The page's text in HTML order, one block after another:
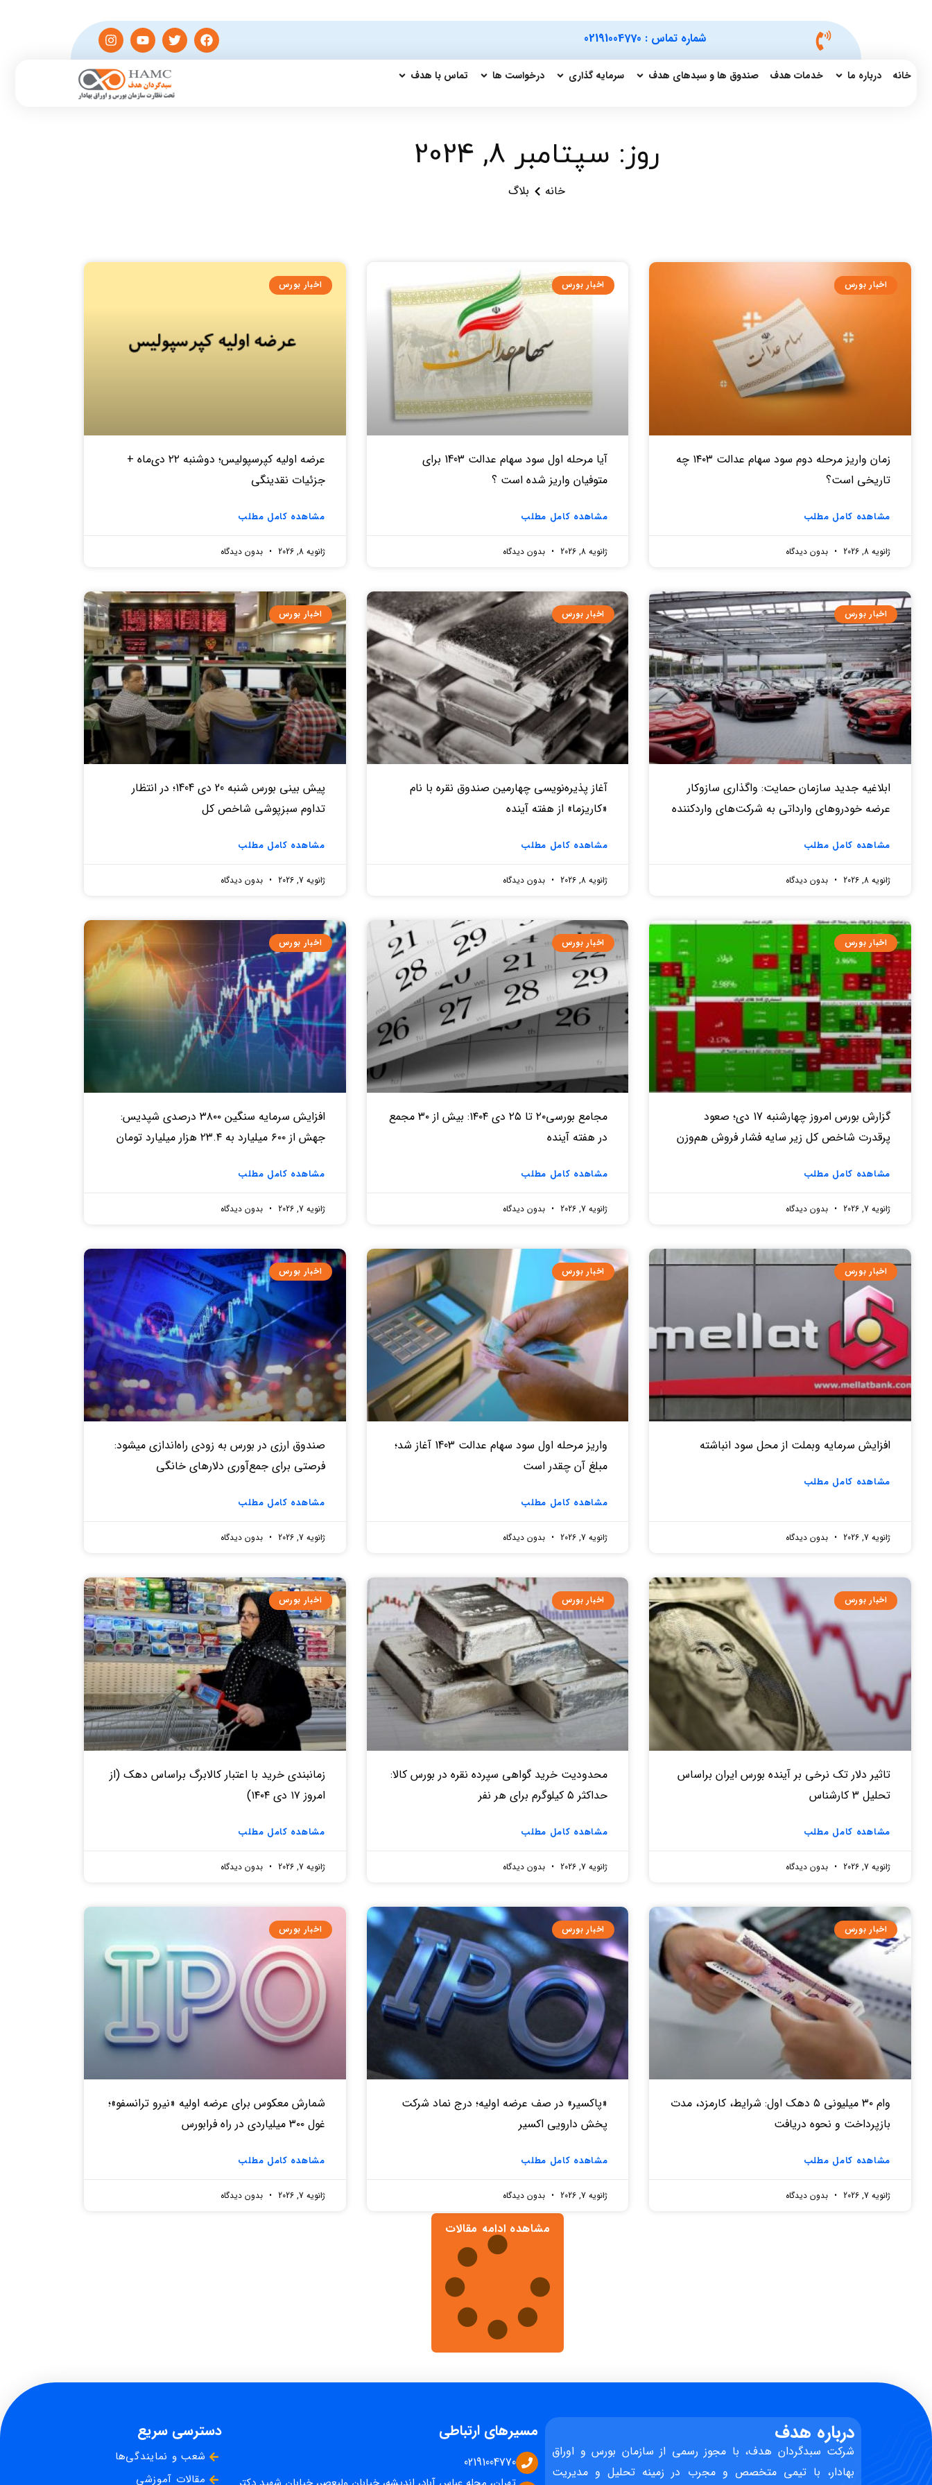
شماره تماس : 02191004770
خانه درباره ما خدمات هدف صندوق ها و سبدهای هدف سرمایه گذاری درخواست ها تماس با هدف
روز: سپتامبر 8, 2024
خانه بلاگ
اخبار بورس
زمان واریز مرحله دوم سود سهام عدالت ۱۴۰۳ چه
تاریخی است؟
مشاهده کامل مطلب
ژانویه 8, 2026 بدون دیدگاه
اخبار بورس
آیا مرحله اول سود سهام عدالت 1403 برای
متوفیان واریز شده است ؟
مشاهده کامل مطلب
ژانویه 8, 2026 بدون دیدگاه
اخبار بورس
عرضه اولیه کپرسپولیس؛ دوشنبه ۲۲ دی‌ماه +
جزئیات نقدینگی
مشاهده کامل مطلب
ژانویه 8, 2026 بدون دیدگاه
اخبار بورس
ابلاغیه جدید سازمان حمایت: واگذاری سازوکار
عرضه خودروهای وارداتی به شرکت‌های واردکننده
مشاهده کامل مطلب
ژانویه 8, 2026 بدون دیدگاه
اخبار بورس
آغاز پذیره‌نویسی چهارمین صندوق نقره‌ با نام
«کاریزما» از هفته آینده
مشاهده کامل مطلب
ژانویه 8, 2026 بدون دیدگاه
اخبار بورس
پیش بینی بورس شنبه 20 دی 1404؛ در انتظار
تداوم سبزپوشی شاخص کل
مشاهده کامل مطلب
ژانویه 7, 2026 بدون دیدگاه
اخبار بورس
گزارش بورس امروز چهارشنبه 17 دی؛ صعود
پرقدرت شاخص کل زیر سایه فشار فروش هم‌وزن
مشاهده کامل مطلب
ژانویه 7, 2026 بدون دیدگاه
اخبار بورس
مجامع بورسی۲۰ تا ۲۵ دی ۱۴۰۴: بیش از ۳۰ مجمع
در هفته آینده
مشاهده کامل مطلب
ژانویه 7, 2026 بدون دیدگاه
اخبار بورس
افزایش سرمایه سنگین ۳۸۰۰ درصدی شپدیس:
جهش از ۶۰۰ میلیارد به ۲۳.۴ هزار میلیارد تومان
مشاهده کامل مطلب
ژانویه 7, 2026 بدون دیدگاه
اخبار بورس
افزایش سرمایه وبملت از محل سود انباشته
مشاهده کامل مطلب
ژانویه 7, 2026 بدون دیدگاه
اخبار بورس
واریز مرحله اول سود سهام عدالت 1403 آغاز شد؛
مبلغ آن چقدر است
مشاهده کامل مطلب
ژانویه 7, 2026 بدون دیدگاه
اخبار بورس
صندوق‌ ارزی در بورس به زودی راه‌اندازی میشود:
فرصتی برای جمع‌آوری دلارهای خانگی
مشاهده کامل مطلب
ژانویه 7, 2026 بدون دیدگاه
اخبار بورس
تاثیر دلار تک نرخی بر آینده بورس ایران براساس
تحلیل 3 کارشناس
مشاهده کامل مطلب
ژانویه 7, 2026 بدون دیدگاه
اخبار بورس
محدودیت خرید گواهی سپرده نقره در بورس کالا:
حداکثر ۵ کیلوگرم برای هر نفر
مشاهده کامل مطلب
ژانویه 7, 2026 بدون دیدگاه
اخبار بورس
زمانبندی خرید با اعتبار کالابرگ براساس دهک (از
امروز ۱۷ دی ۱۴۰۴)
مشاهده کامل مطلب
ژانویه 7, 2026 بدون دیدگاه
اخبار بورس
وام ۳۰ میلیونی ۵ دهک اول: شرایط، کارمزد، مدت
بازپرداخت و نحوه دریافت
مشاهده کامل مطلب
ژانویه 7, 2026 بدون دیدگاه
اخبار بورس
«پاکسیر» در صف عرضه اولیه؛ درج نماد شرکت
پخش دارویی اکسیر
مشاهده کامل مطلب
ژانویه 7, 2026 بدون دیدگاه
اخبار بورس
شمارش معکوس برای عرضه اولیه «نیرو ترانسفو»؛
غول ۳۰۰ میلیاردی در راه فرابورس
مشاهده کامل مطلب
ژانویه 7, 2026 بدون دیدگاه
مشاهده ادامه مقالات
درباره هدف
شرکت سبدگردان هدف، با مجوز رسمی از سازمان بورس و اوراق
بهادار، با تیمی متخصص و مجرب در زمینه تحلیل و مدیریت
مسیرهای ارتباطی
02191004770
دسترسی سریع
شعب و نمایندگی‌ها
مقالات آموزشی